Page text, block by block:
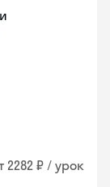
2282 ₽ / урок